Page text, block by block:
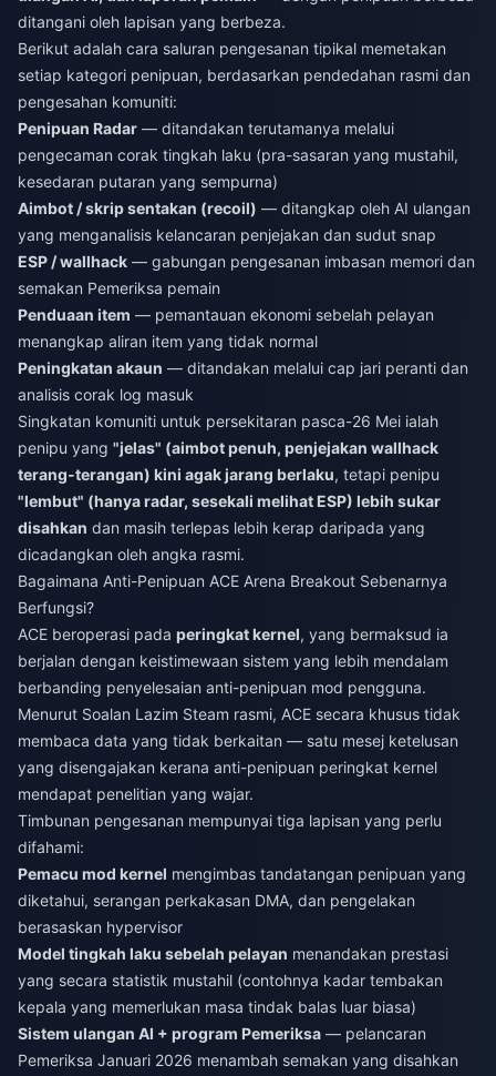
ditangani oleh lapisan yang berbeza.
Berikut adalah cara saluran pengesanan tipikal memetakan
setiap kategori penipuan, berdasarkan pendedahan rasmi dan
pengesahan komuniti:
Penipuan Radar — ditandakan terutamanya melalui
pengecaman corak tingkah laku (pra-sasaran yang mustahil,
kesedaran putaran yang sempurna)
Aimbot / skrip sentakan (recoil) — ditangkap oleh AI ulangan
yang menganalisis kelancaran penjejakan dan sudut snap
ESP / wallhack — gabungan pengesanan imbasan memori dan
semakan Pemeriksa pemain
Penduaan item — pemantauan ekonomi sebelah pelayan
menangkap aliran item yang tidak normal
Peningkatan akaun — ditandakan melalui cap jari peranti dan
analisis corak log masuk
Singkatan komuniti untuk persekitaran pasca-26 Mei ialah
penipu yang "jelas" (aimbot penuh, penjejakan wallhack
terang-terangan) kini agak jarang berlaku, tetapi penipu
"lembut" (hanya radar, sesekali melihat ESP) lebih sukar
disahkan dan masih terlepas lebih kerap daripada yang
dicadangkan oleh angka rasmi.
Bagaimana Anti-Penipuan ACE Arena Breakout Sebenarnya
Berfungsi?
ACE beroperasi pada peringkat kernel, yang bermaksud ia
berjalan dengan keistimewaan sistem yang lebih mendalam
berbanding penyelesaian anti-penipuan mod pengguna.
Menurut Soalan Lazim Steam rasmi, ACE secara khusus tidak
membaca data yang tidak berkaitan — satu mesej ketelusan
yang disengajakan kerana anti-penipuan peringkat kernel
mendapat penelitian yang wajar.
Timbunan pengesanan mempunyai tiga lapisan yang perlu
difahami:
Pemacu mod kernel mengimbas tandatangan penipuan yang
diketahui, serangan perkakasan DMA, dan pengelakan
berasaskan hypervisor
Model tingkah laku sebelah pelayan menandakan prestasi
yang secara statistik mustahil (contohnya kadar tembakan
kepala yang memerlukan masa tindak balas luar biasa)
Sistem ulangan AI + program Pemeriksa — pelancaran
Pemeriksa Januari 2026 menambah semakan yang disahkan